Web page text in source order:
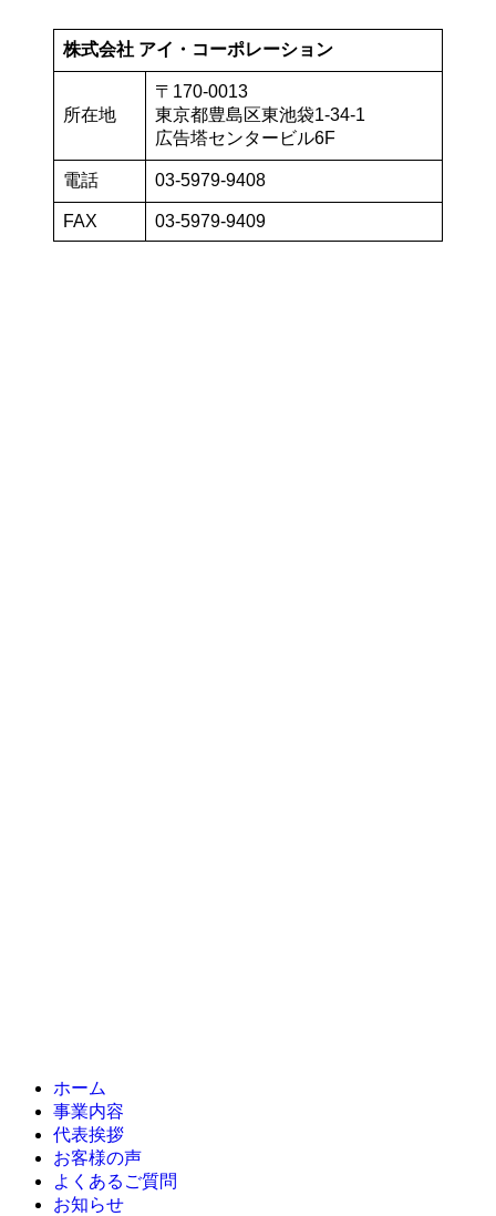
株式会社 アイ・コーポレーション
所在地
〒170-0013
東京都豊島区東池袋1-34-1
広告塔センタービル6F
電話 03-5979-9408
FAX 03-5979-9409
ホーム
事業内容
代表挨拶
お客様の声
よくあるご質問
お知らせ